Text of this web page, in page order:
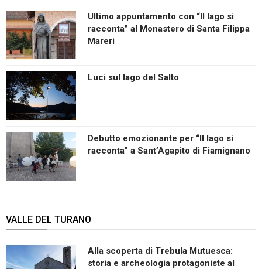
Ultimo appuntamento con “Il lago si
racconta” al Monastero di Santa Filippa
Mareri
Luci sul lago del Salto
Debutto emozionante per “Il lago si
racconta” a Sant’Agapito di Fiamignano
VALLE DEL TURANO
Alla scoperta di Trebula Mutuesca:
storia e archeologia protagoniste al